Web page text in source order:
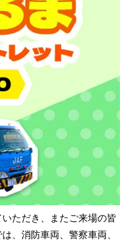
ただき、またご来場の皆
、消防車両、警察車両、